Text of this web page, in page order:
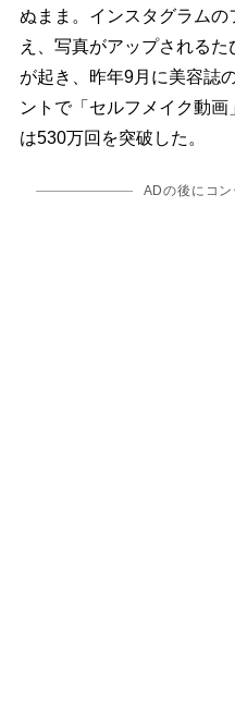
ぬまま。インスタグラム
え、写真がアップされる
が起き、昨年9月に美容誌
ントで「セルフメイク動
は530万回を突破した。
ADの後にコ